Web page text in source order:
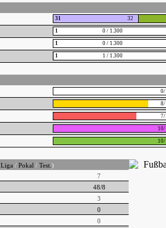
31 32
1 0 / 1.300
1 0 / 1.300
1 1 / 1.300
0/
8/
7/
Liga / Pokal / Test. )
7
48/8
3
0
0